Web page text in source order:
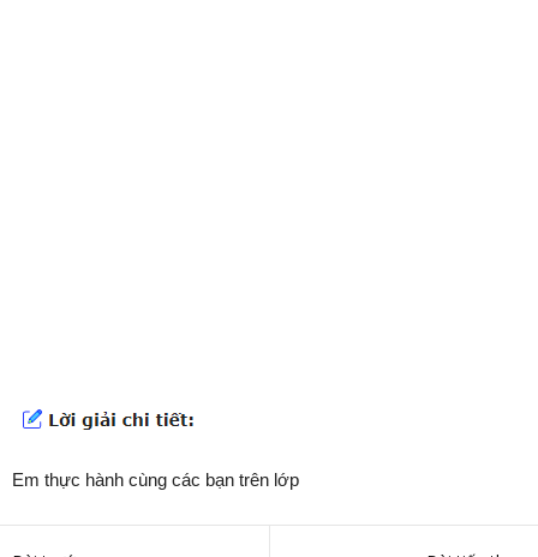
Em thực hành cùng các bạn trên lớp